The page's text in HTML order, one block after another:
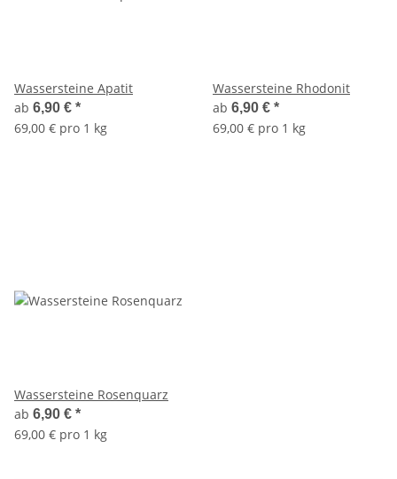
Wassersteine Apatit
ab 6,90 € *
69,00 € pro 1 kg
Wassersteine Rhodonit
ab 6,90 € *
69,00 € pro 1 kg
Wassersteine Rosenquarz
ab 6,90 € *
69,00 € pro 1 kg